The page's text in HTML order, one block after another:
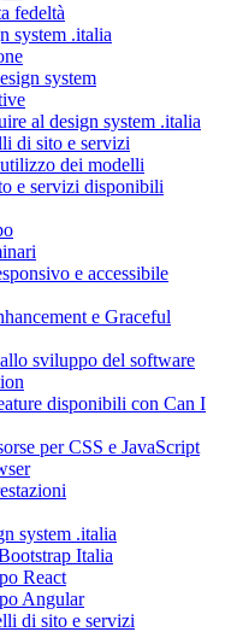
fedeltà
system .italia
system
al design system .italia
di sito e servizi
dei modelli
e servizi disponibili
e accessibile
e Graceful
sviluppo del software
disponibili con Can I
per CSS e JavaScript
system .italia
Italia
React
Angular
di sito e servizi